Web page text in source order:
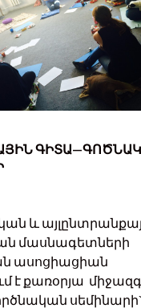
ԳԻՏԱ—
և
մասնագետների
ասոցիացիան
է քառօրյա
սեմինարի`